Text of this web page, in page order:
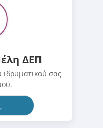
ΔΕΠ
ιδρυματικού σας